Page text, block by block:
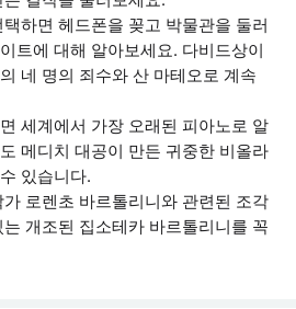
하면 헤드폰을 꽂고 박물관을 둘러
트에 대해 알아보세요. 다비드상이
네 명의 죄수와 산 마테오로 계속
세계에서 가장 오래된 피아노로 알
메디치 대공이 만든 귀중한 비올라
있습니다.
로렌초 바르톨리니와 관련된 조각
개조된 집소테카 바르톨리니를 꼭